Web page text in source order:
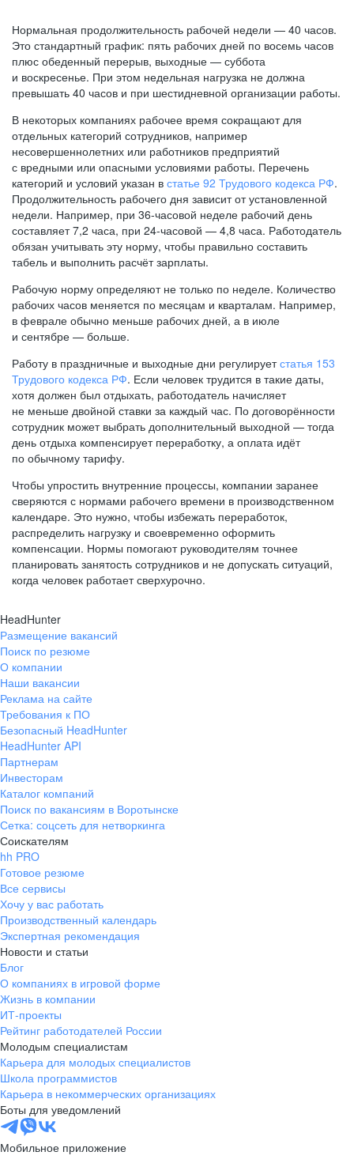
Нормальная продолжительность рабочей недели — 40 часов.
Это стандартный график: пять рабочих дней по восемь часов
плюс обеденный перерыв, выходные — суббота
и воскресенье. При этом недельная нагрузка не должна
превышать 40 часов и при шестидневной организации работы.
В некоторых компаниях рабочее время сокращают для
отдельных категорий сотрудников, например
несовершеннолетних или работников предприятий
с вредными или опасными условиями работы. Перечень
категорий и условий указан в статье 92 Трудового кодекса РФ.
Продолжительность рабочего дня зависит от установленной
недели. Например, при 36-часовой неделе рабочий день
составляет 7,2 часа, при 24-часовой — 4,8 часа. Работодатель
обязан учитывать эту норму, чтобы правильно составить
табель и выполнить расчёт зарплаты.
Рабочую норму определяют не только по неделе. Количество
рабочих часов меняется по месяцам и кварталам. Например,
в феврале обычно меньше рабочих дней, а в июле
и сентябре — больше.
Работу в праздничные и выходные дни регулируетстатья 153
Трудового кодекса РФ. Если человек трудится в такие даты,
хотя должен был отдыхать, работодатель начисляет
не меньше двойной ставки за каждый час. По договорённости
сотрудник может выбрать дополнительный выходной — тогда
день отдыха компенсирует переработку, а оплата идёт
по обычному тарифу.
Чтобы упростить внутренние процессы, компании заранее
сверяются с нормами рабочего времени в производственном
календаре. Это нужно, чтобы избежать переработок,
распределить нагрузку и своевременно оформить
компенсации. Нормы помогают руководителям точнее
планировать занятость сотрудников и не допускать ситуаций,
когда человек работает сверхурочно.
HeadHunter
Размещение вакансий
Поиск по резюме
О компании
Наши вакансии
Реклама на сайте
Требования к ПО
Безопасный HeadHunter
HeadHunter API
Партнерам
Инвесторам
Каталог компаний
Поиск по вакансиям в Воротынске
Сетка: соцсеть для нетворкинга
Соискателям
hh PRO
Готовое резюме
Все сервисы
Хочу у вас работать
Производственный календарь
Экспертная рекомендация
Новости и статьи
Блог
О компаниях в игровой форме
Жизнь в компании
ИТ-проекты
Рейтинг работодателей России
Молодым специалистам
Карьера для молодых специалистов
Школа программистов
Карьера в некоммерческих организациях
Боты для уведомлений
Мобильное приложение